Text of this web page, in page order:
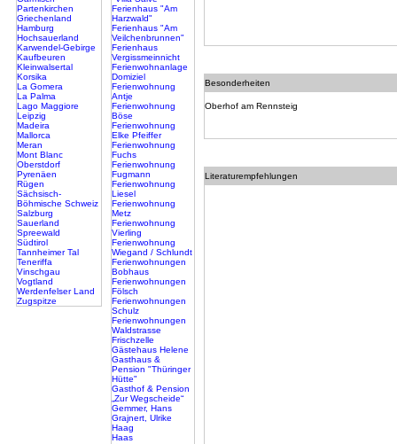
Partenkirchen
Griechenland
Hamburg
Hochsauerland
Karwendel-Gebirge
Kaufbeuren
Kleinwalsertal
Korsika
La Gomera
La Palma
Lago Maggiore
Leipzig
Madeira
Mallorca
Meran
Mont Blanc
Oberstdorf
Pyrenäen
Rügen
Sächsisch-
Böhmische Schweiz
Salzburg
Sauerland
Spreewald
Südtirol
Tannheimer Tal
Teneriffa
Vinschgau
Vogtland
Werdenfelser Land
Zugspitze
Ferienhaus "Am
Harzwald"
Ferienhaus "Am
Veilchenbrunnen"
Ferienhaus
Vergissmeinnicht
Ferienwohnanlage
Domiziel
Ferienwohnung
Antje
Ferienwohnung
Böse
Ferienwohnung
Elke Pfeiffer
Ferienwohnung
Fuchs
Ferienwohnung
Fugmann
Ferienwohnung
Liesel
Ferienwohnung
Metz
Ferienwohnung
Vierling
Ferienwohnung
Wiegand / Schlundt
Ferienwohnungen
Bobhaus
Ferienwohnungen
Fölsch
Ferienwohnungen
Schulz
Ferienwohnungen
Waldstrasse
Frischzelle
Gästehaus Helene
Gasthaus &
Pension "Thüringer
Hütte"
Gasthof & Pension
„Zur Wegscheide“
Gemmer, Hans
Grajnert, Ulrike
Haag
Haas
Besonderheiten
Oberhof am Rennsteig
Literaturempfehlungen